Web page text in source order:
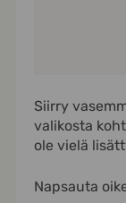
Siirry
valikosta
ole vielä
Napsauta